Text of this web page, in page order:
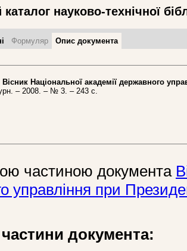
науково-технічної
Формуляр Опис документа
Національної академії державного
– 2008. – № 3. – 243 с.
частиною документа
управління при
документа: